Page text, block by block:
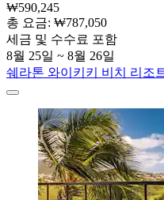
₩590,245
총 요금: ₩787,050
세금 및 수수료 포함
8월 25일 ~ 8월 26일
쉐라톤 와이키키 비치 리조